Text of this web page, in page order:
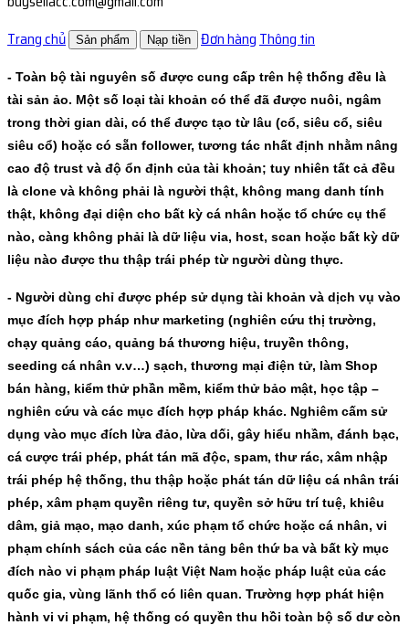
Trang chủ
Sản phẩm Nạp tiền Đơn hàng Thông tin
- Toàn bộ tài nguyên số được cung cấp trên hệ thống đều là
tài sản ảo. Một số loại tài khoản có thể đã được nuôi, ngâm
trong thời gian dài, có thể được tạo từ lâu (cổ, siêu cổ, siêu
siêu cổ) hoặc có sẵn follower, tương tác nhất định nhằm nâng
cao độ trust và độ ổn định của tài khoản; tuy nhiên tất cả đều
là clone và không phải là người thật, không mang danh tính
thật, không đại diện cho bất kỳ cá nhân hoặc tổ chức cụ thể
nào, càng không phải là dữ liệu via, host, scan hoặc bất kỳ dữ
liệu nào được thu thập trái phép từ người dùng thực.
- Người dùng chỉ được phép sử dụng tài khoản và dịch vụ vào
mục đích hợp pháp như marketing (nghiên cứu thị trường,
chạy quảng cáo, quảng bá thương hiệu, truyền thông,
seeding cá nhân v.v…) sạch, thương mại điện tử, làm Shop
bán hàng, kiểm thử phần mềm, kiểm thử bảo mật, học tập –
nghiên cứu và các mục đích hợp pháp khác. Nghiêm cấm sử
dụng vào mục đích lừa đảo, lừa dối, gây hiểu nhầm, đánh bạc,
cá cược trái phép, phát tán mã độc, spam, thư rác, xâm nhập
trái phép hệ thống, thu thập hoặc phát tán dữ liệu cá nhân trái
phép, xâm phạm quyền riêng tư, quyền sở hữu trí tuệ, khiêu
dâm, giả mạo, mạo danh, xúc phạm tổ chức hoặc cá nhân, vi
phạm chính sách của các nền tảng bên thứ ba và bất kỳ mục
đích nào vi phạm pháp luật Việt Nam hoặc pháp luật của các
quốc gia, vùng lãnh thổ có liên quan. Trường hợp phát hiện
hành vi vi phạm, hệ thống có quyền thu hồi toàn bộ số dư còn